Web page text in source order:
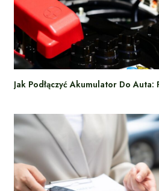
Jak Podłączyć Akumulator Do